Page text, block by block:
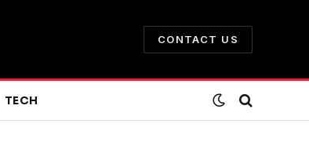
CONTACT US
TECH